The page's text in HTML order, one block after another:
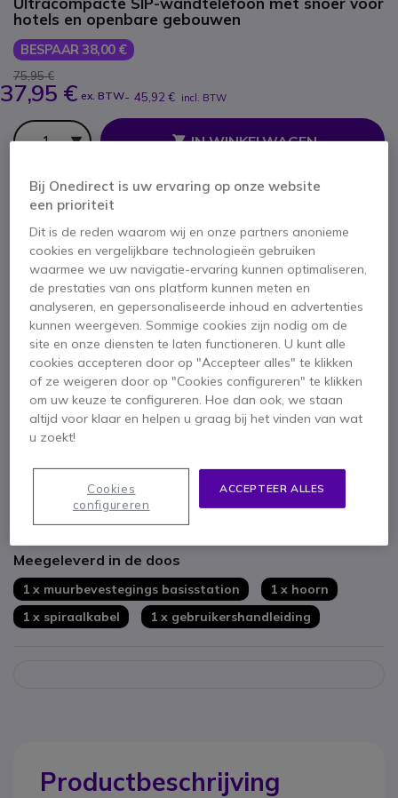
hotels en openbare gebouwen
BESPAAR 38,00 €
75,95 €
37,95 € ex. BTW- 45,92 € incl. BTW
Aantal
IN WINKELWAGEN
OFFERTE BINNEN 4 UUR
Niet op voorraad
1 jaar Fabrieksgarantie
Belangrijkste kenmerken
Compacte SIP-telefoon met muurbevestiging
HD-luidspreker in oortelefoon of muurbevestiging
Muurbevestiging voor gemakkelijke toegang
Verbeterde geluidskwaliteit met speciale CODECS
kleur: zwart
Toon meer
Meegeleverd in de doos
1 x muurbevestegings basisstation
1 x hoorn
1 x spiraalkabel
1 x gebruikershandleiding
Productbeschrijving
Bij Onedirect is uw ervaring op onze website
een prioriteit
Dit is de reden waarom wij en onze partners anonieme
cookies en vergelijkbare technologieën gebruiken
waarmee we uw navigatie-ervaring kunnen optimaliseren,
de prestaties van ons platform kunnen meten en
analyseren, en gepersonaliseerde inhoud en advertenties
kunnen weergeven. Sommige cookies zijn nodig om de
site en onze diensten te laten functioneren. U kunt alle
cookies accepteren door op "Accepteer alles" te klikken
of ze weigeren door op "Cookies configureren" te klikken
om uw keuze te configureren. Hoe dan ook, we staan
altijd voor klaar en helpen u graag bij het vinden van wat
u zoekt!
ACCEPTEER ALLES
Cookies
configureren